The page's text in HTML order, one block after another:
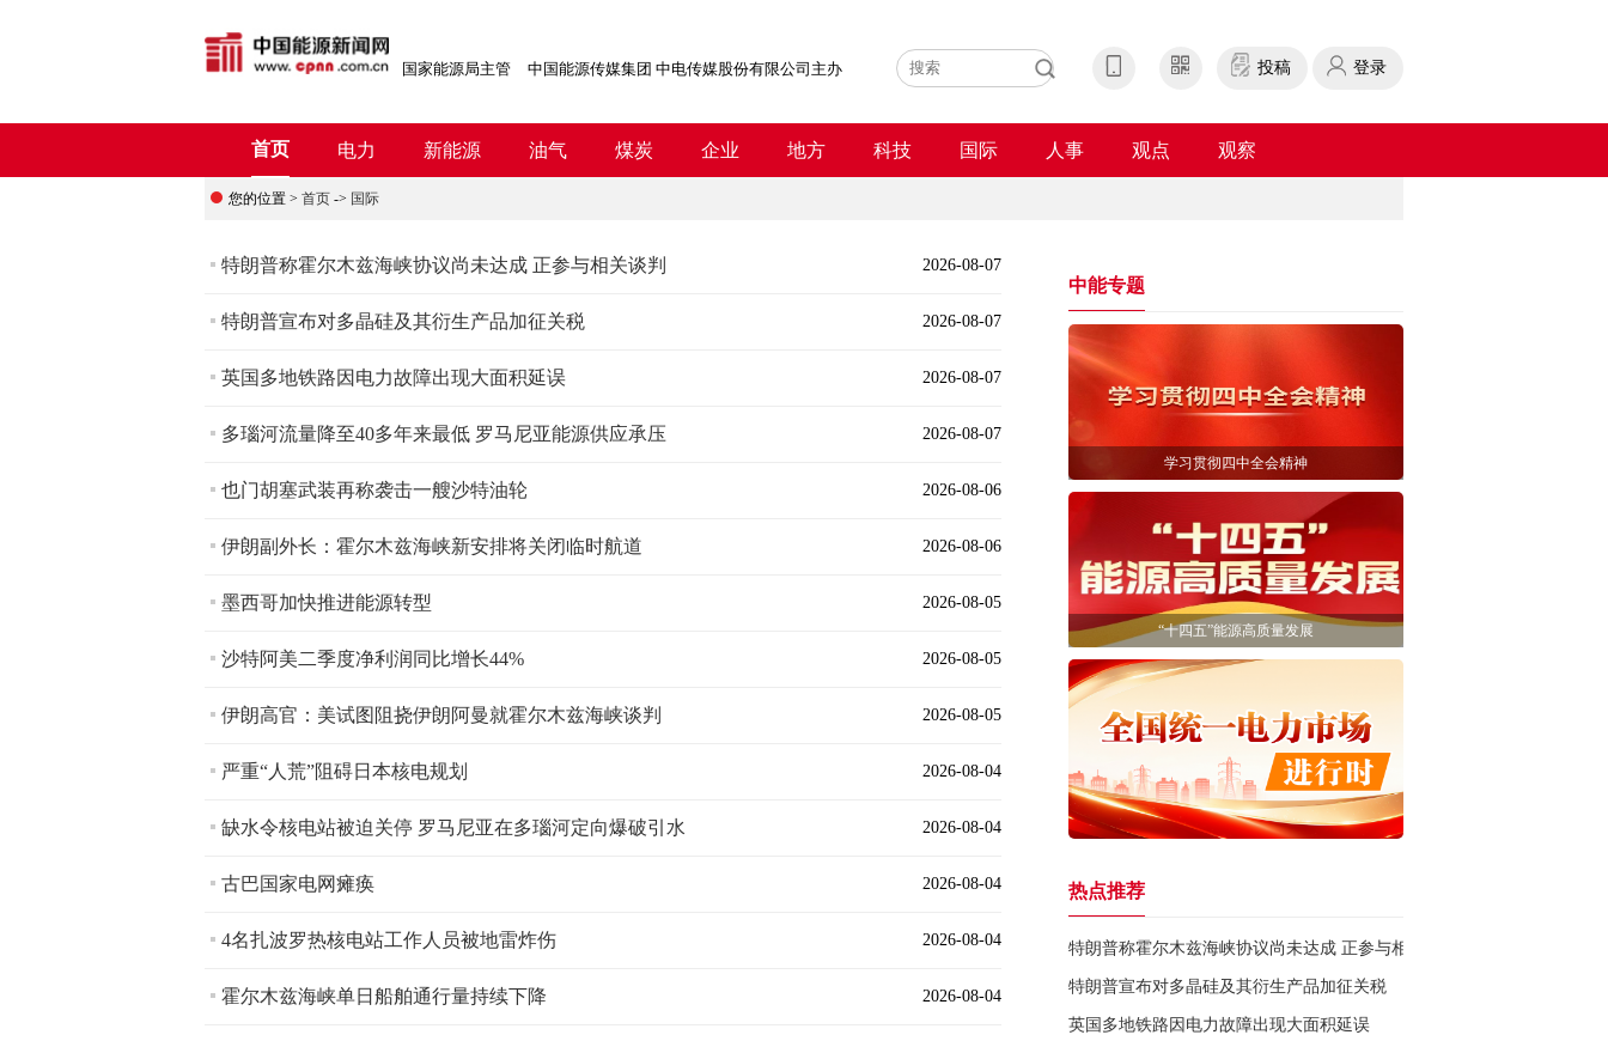
国家能源局主管 中国能源传媒集团 中电传媒股份有限公司主办 投稿 登录
首页 电力 新能源 油气 煤炭 企业 地方 科技 国际 人事 观点 观察
您的位置 > 首页 -> 国际
特朗普称霍尔木兹海峡协议尚未达成 正参与相关谈判 2026-08-07
特朗普宣布对多晶硅及其衍生产品加征关税 2026-08-07
英国多地铁路因电力故障出现大面积延误 2026-08-07
多瑙河流量降至40多年来最低 罗马尼亚能源供应承压 2026-08-07
也门胡塞武装再称袭击一艘沙特油轮 2026-08-06
伊朗副外长：霍尔木兹海峡新安排将关闭临时航道 2026-08-06
墨西哥加快推进能源转型 2026-08-05
沙特阿美二季度净利润同比增长44% 2026-08-05
伊朗高官：美试图阻挠伊朗阿曼就霍尔木兹海峡谈判 2026-08-05
严重“人荒”阻碍日本核电规划 2026-08-04
缺水令核电站被迫关停 罗马尼亚在多瑙河定向爆破引水 2026-08-04
古巴国家电网瘫痪 2026-08-04
4名扎波罗热核电站工作人员被地雷炸伤 2026-08-04
​霍尔木兹海峡单日船舶通行量持续下降 2026-08-04
中能专题
学习贯彻四中全会精神
“十四五”能源高质量发展
热点推荐
特朗普称霍尔木兹海峡协议尚未达成 正参与相关谈判
特朗普宣布对多晶硅及其衍生产品加征关税
英国多地铁路因电力故障出现大面积延误